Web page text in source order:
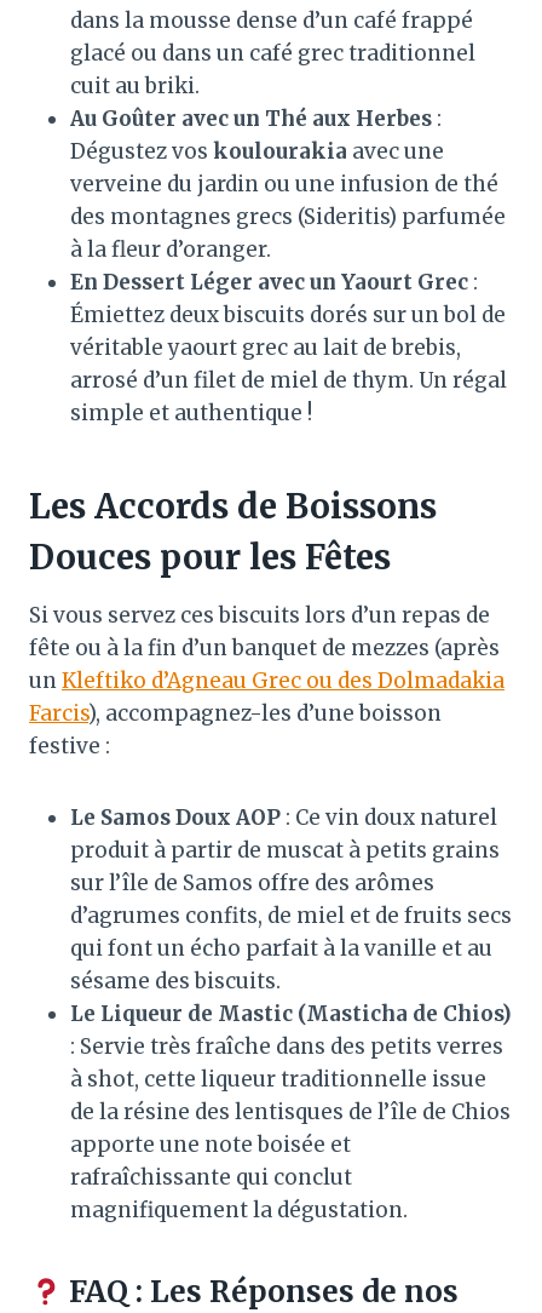
dans la mousse dense d’un café frappé
glacé ou dans un café grec traditionnel
cuit au briki.
Au Goûter avec un Thé aux Herbes :
Dégustez vos koulourakia avec une
verveine du jardin ou une infusion de thé
des montagnes grecs (Sideritis) parfumée
à la fleur d’oranger.
En Dessert Léger avec un Yaourt Grec :
Émiettez deux biscuits dorés sur un bol de
véritable yaourt grec au lait de brebis,
arrosé d’un filet de miel de thym. Un régal
simple et authentique !
Les Accords de Boissons
Douces pour les Fêtes
Si vous servez ces biscuits lors d’un repas de
fête ou à la fin d’un banquet de mezzes (après
unKleftiko d’Agneau Grec ou des Dolmadakia
Farcis), accompagnez-les d’une boisson
festive :
Le Samos Doux AOP : Ce vin doux naturel
produit à partir de muscat à petits grains
sur l’île de Samos offre des arômes
d’agrumes confits, de miel et de fruits secs
qui font un écho parfait à la vanille et au
sésame des biscuits.
Le Liqueur de Mastic (Masticha de Chios)
: Servie très fraîche dans des petits verres
à shot, cette liqueur traditionnelle issue
de la résine des lentisques de l’île de Chios
apporte une note boisée et
rafraîchissante qui conclut
magnifiquement la dégustation.
FAQ : Les Réponses de nos